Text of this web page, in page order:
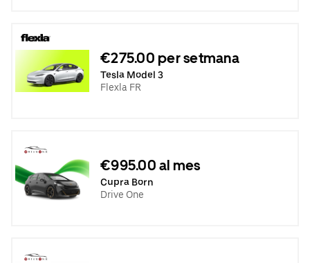
€275.00 per setmana
Tesla Model 3
Flexla FR
€995.00 al mes
Cupra Born
Drive One